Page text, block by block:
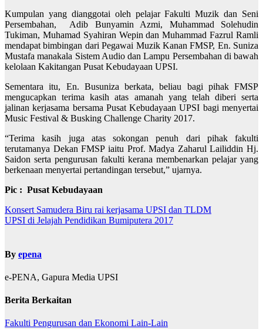
Kumpulan yang dianggotai oleh pelajar Fakulti Muzik dan Seni
Persembahan, Adib Bunyamin Azmi, Muhammad Solehudin
Tukiman, Muhamad Syahiran Wepin dan Muhammad Fazrul Ramli
mendapat bimbingan dari Pegawai Muzik Kanan FMSP, En. Suniza
Mustafa manakala Sistem Audio dan Lampu Persembahan di bawah
kelolaan Kakitangan Pusat Kebudayaan UPSI.
Sementara itu, En. Busuniza berkata, beliau bagi pihak FMSP
mengucapkan terima kasih atas amanah yang telah diberi serta
jalinan kerjasama bersama Pusat Kebudayaan UPSI bagi menyertai
Music Festival & Busking Challenge Charity 2017.
“Terima kasih juga atas sokongan penuh dari pihak fakulti
terutamanya Dekan FMSP iaitu Prof. Madya Zaharul Lailiddin Hj.
Saidon serta pengurusan fakulti kerana membenarkan pelajar yang
berkenaan menyertai pertandingan tersebut,” ujarnya.
Pic : Pusat Kebudayaan
Navigasi
kiriman
Konsert Samudera Biru rai kerjasama UPSI dan TLDM
UPSI di Jelajah Pendidikan Bumiputera 2017
By epena
e-PENA, Gapura Media UPSI
Berita Berkaitan
Fakulti Pengurusan dan Ekonomi Lain-Lain